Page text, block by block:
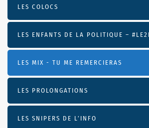
LES COLOCS
LES ENFANTS DE LA POLITIQUE –
LES MIX - TU ME REMERCIERAS
LES PROLONGATIONS
LES SNIPERS DE L’INFO